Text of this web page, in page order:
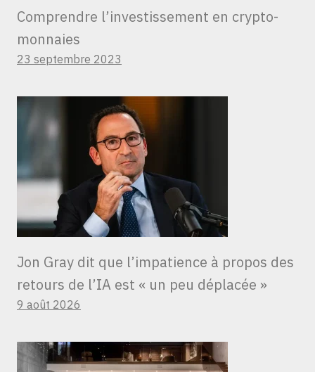
Comprendre l’investissement en crypto-
monnaies
23 septembre 2023
Jon Gray dit que l’impatience à propos des
retours de l’IA est « un peu déplacée »
9 août 2026